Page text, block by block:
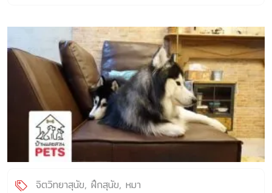
จิตวิทยาสุนัข ฝึกสุนัข หมา